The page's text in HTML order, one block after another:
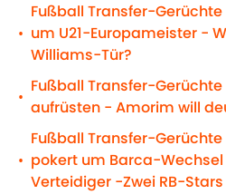
•
Fußball Transfer-Gerüchte
um U21-Europameister -
Williams-Tür?
•
Fußball Transfer-Gerüchte
aufrüsten - Amorim will
•
Fußball Transfer-
pokert um Barca-
Verteidiger -Zwei RB-